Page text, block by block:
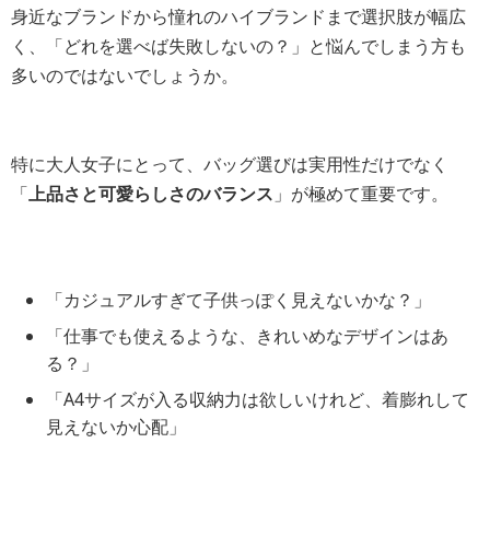
身近なブランドから憧れのハイブランドまで選択肢が幅広
く、「どれを選べば失敗しないの？」と悩んでしまう方も
多いのではないでしょうか。
特に大人女子にとって、バッグ選びは実用性だけでなく
「上品さと可愛らしさのバランス 」が極めて重要です。
「カジュアルすぎて子供っぽく見えないかな？」
「仕事でも使えるような、きれいめなデザインはあ
る？」
「A4サイズが入る収納力は欲しいけれど、着膨れして
見えないか心配」